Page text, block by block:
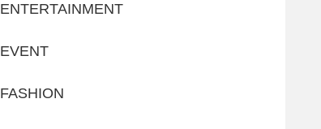
ENTERTAINMENT
EVENT
FASHION